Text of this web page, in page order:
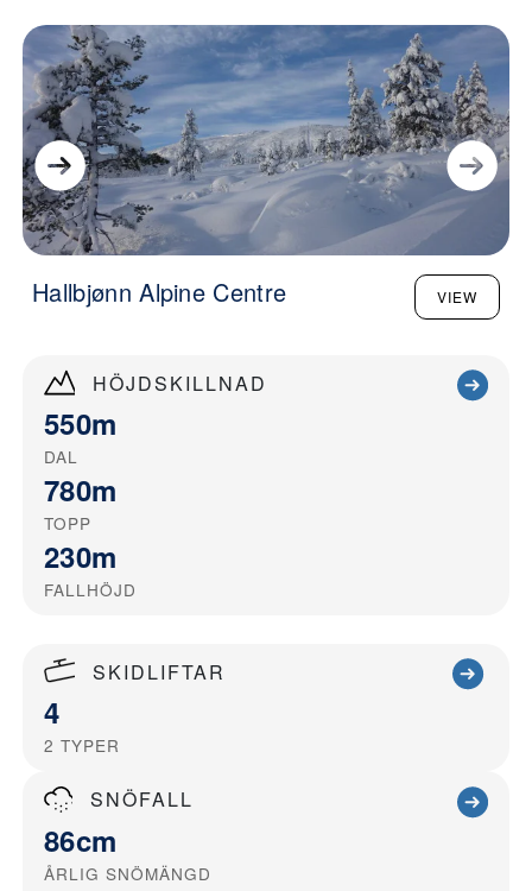
HÖJDSKILLNAD
550m
DAL
780m
TOPP
230m
FALLHÖJD
SKIDLIFTAR
4
2 TYPER
SNÖFALL
86cm
ÅRLIG SNÖMÄNGD
Hallbjønn Alpine Centre VIEW